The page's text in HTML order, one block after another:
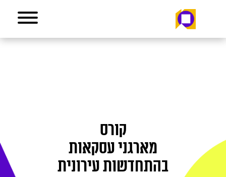
קורס
מארגני עסקאות
בהתחדשות עירונית